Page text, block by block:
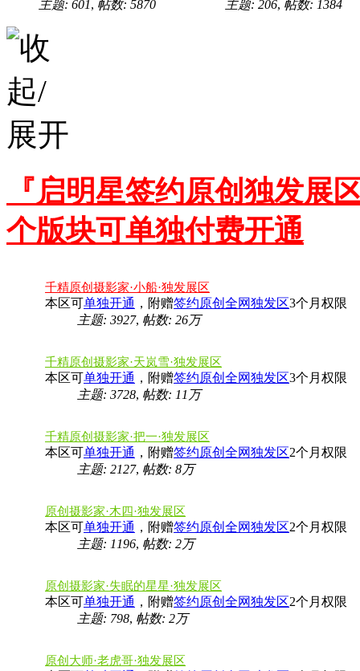
主题: 601, 帖数: 5870
主题: 206, 帖数: 1384
『启明星签约原创独发展
个版块可单独付费开通
千精原创摄影家·小船·独发展区
本区可单独开通 ，附赠签约原创全网独发区3个月权限
主题: 3927, 帖数: 26万
千精原创摄影家·天岚雪·独发展区
本区可单独开通 ，附赠签约原创全网独发区3个月权限
主题: 3728, 帖数: 11万
千精原创摄影家·把一·独发展区
本区可单独开通 ，附赠签约原创全网独发区2个月权限
主题: 2127, 帖数: 8万
原创摄影家·木四·独发展区
本区可单独开通 ，附赠签约原创全网独发区2个月权限
主题: 1196, 帖数: 2万
原创摄影家·失眠的星星·独发展区
本区可单独开通 ，附赠签约原创全网独发区2个月权限
主题: 798, 帖数: 2万
原创大师·老虎哥·独发展区